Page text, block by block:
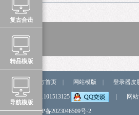
官方首页 网站模版 登录器皮
弹我QQ QQ:1101513125 网
备 案 号 鲁ICP备2023046509号-2
复古合击
精品模版
导航模版